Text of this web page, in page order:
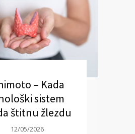
– Kada
sistem
štitnu žlezdu
12/05/2026